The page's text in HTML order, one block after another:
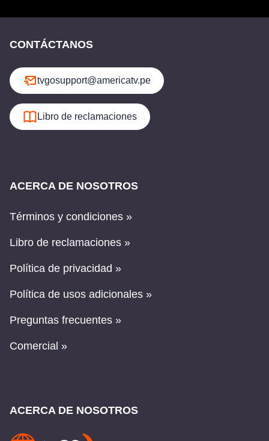
CONTÁCTANOS
tvgosupport@americatv.pe
Libro de reclamaciones
ACERCA DE NOSOTROS
Términos y condiciones »
Libro de reclamaciones »
Política de privacidad »
Política de usos adicionales »
Preguntas frecuentes »
Comercial »
ACERCA DE NOSOTROS